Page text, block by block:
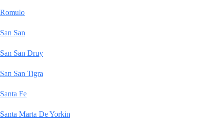
Romulo
San San
San San Druy
San San Tigra
Santa Fe
Santa Marta De Yorkin